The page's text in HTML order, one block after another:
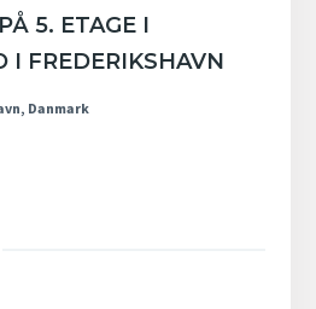
5. ETAGE I
I FREDERIKSHAVN
Danmark